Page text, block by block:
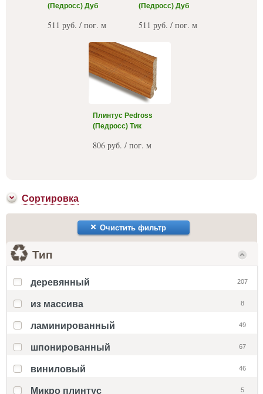
(Педросс) Дуб
511 руб. / пог. м
(Педросс) Дуб
511 руб. / пог. м
Плинтус Pedross
(Педросс) Тик
806 руб. / пог. м
Сортировка
Очистить фильтр
Тип
деревянный 207
из массива 8
ламинированный 49
шпонированный 67
виниловый 46
Микро плинтус 5